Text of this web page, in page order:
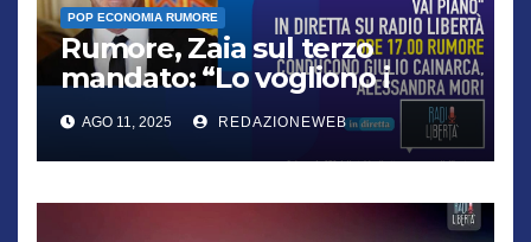
POP ECONOMIA RUMORE
Rumore, Zaia sul terzo
mandato: “Lo vogliono i
cittadini, chi non lo capisce
verrà punito”
AGO 11, 2025 REDAZIONEWEB